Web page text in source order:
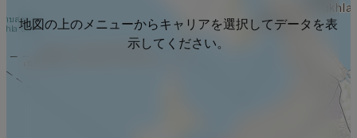
地図の上のメニューからキャリアを選択してデータを表
示してください。